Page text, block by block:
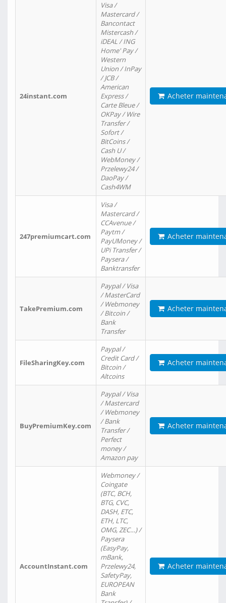
24instant.com
Visa /
Mastercard /
Bancontact
Mistercash /
iDEAL / ING
Home' Pay /
Western
Union / InPay
/ JCB /
American
Express /
Carte Bleue /
OKPay / Wire
Transfer /
Sofort /
BitCoins /
Cash U /
WebMoney /
Przelewy24 /
DaoPay /
Cash4WM
Acheter
247premiumcart.com
Visa /
Mastercard /
CCAvenue /
Paytm /
PayUMoney /
UPi Transfer /
Paysera /
Banktransfer
Acheter
TakePremium.com
Paypal / Visa
/ MasterCard
/ Webmoney
/ Bitcoin /
Bank
Transfer
Acheter
FileSharingKey.com
Paypal /
Credit Card /
Bitcoin /
Altcoins
Acheter
BuyPremiumKey.com
Paypal / Visa
/ Mastercard
/ Webmoney
/ Bank
Transfer /
Perfect
money /
Amazon pay
Acheter
AccountInstant.com
Webmoney /
Coingate
(BTC, BCH,
BTG, CVC,
DASH, ETC,
ETH, LTC,
OMG, ZEC…) /
Paysera
(EasyPay,
mBank,
Przelewy24,
SafetyPay,
EUROPEAN
Bank
Acheter